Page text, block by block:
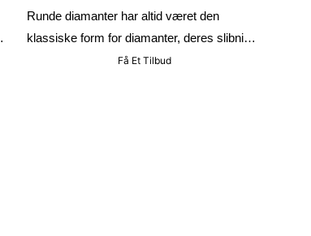
Guld Ring Med Bezel-Fatning
Runde diamanter har altid været den
klassiske form for diamanter, deres slibning
tillader lys at brydes fuldt ud indvendigt, og
Få Et Tilbud